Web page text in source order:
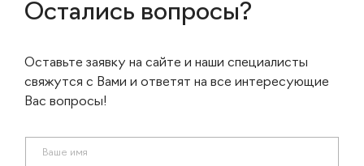
Остались вопросы?
Оставьте заявку на сайте и наши специалисты
свяжутся с Вами и ответят на все интересующие
Вас вопросы!